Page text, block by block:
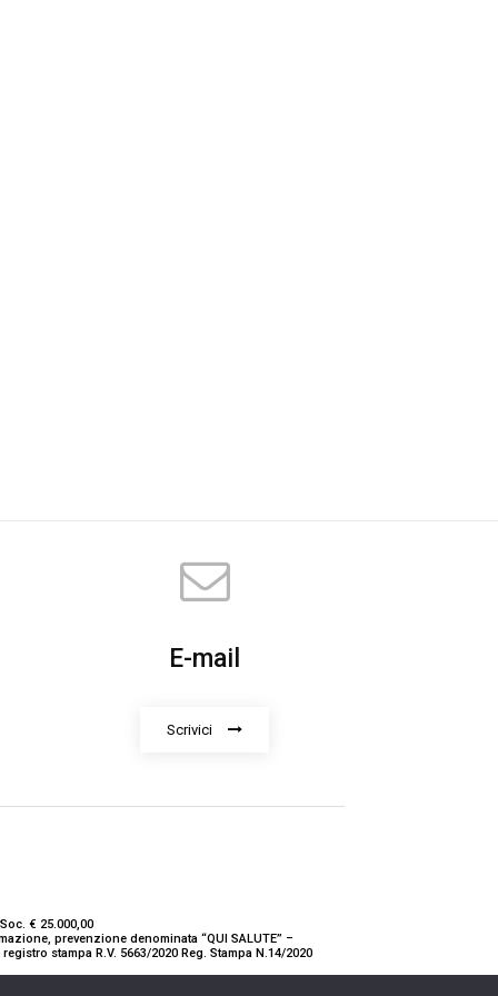
E-mail
Scrivici
€ 25.000,00
prevenzione denominata “QUI SALUTE” –
stampa R.V. 5663/2020 Reg. Stampa N.14/2020